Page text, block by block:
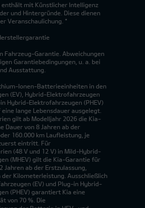
enthält mit Künstlicher Intelligenz
und Hintergründe. Diese dienen
Veranschaulichung. *
Fahrzeug-Garantie. Abweichungen
Garantiebedingungen, u. a. bei
Ausstattung.
Ionen-Batterieeinheiten in den
(EV), Hybrid-Elektrofahrzeugen
Hybrid-Elektrofahrzeugen (PHEV)
lange Lebensdauer ausgelegt.
gilt ab Modelljahr 2026 die Kia-
Dauer von 8 Jahren ab der
160.000 km Laufleistung, je
eintritt. Für
(48 V und 12 V) in Mild-Hybrid-
(MHEV) gilt die Kia-Garantie für
Jahren ab der Erstzulassung,
der Kilometerleistung. Ausschließlich
(EV) und Plug-in Hybrid-
(PHEV) garantiert Kia eine
von 70 %. Die